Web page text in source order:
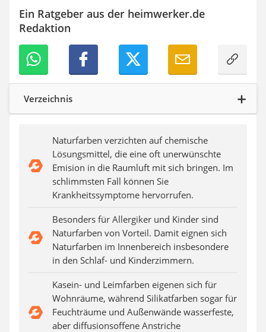
Digitale Zeitschaltuhr
Paketbriefkasten
Fensterkontaktschalter
Hygrometer
LED-Baustrahler
Aluleiter
Tiefengrund
LED-Beamer
Ein Ratgeber aus der heimwerker.de
Redaktion
Verzeichnis
Naturfarben verzichten auf chemische
Lösungsmittel, die eine oft unerwünschte
Emision in die Raumluft mit sich bringen. Im
schlimmsten Fall können Sie
Krankheitssymptome hervorrufen.
Besonders für Allergiker und Kinder sind
Naturfarben von Vorteil. Damit eignen sich
Naturfarben im Innenbereich insbesondere
in den Schlaf- und Kinderzimmern.
Kasein- und Leimfarben eigenen sich für
Wohnräume, während Silikatfarben sogar für
Feuchträume und Außenwände wasserfeste,
aber diffusionsoffene Anstriche